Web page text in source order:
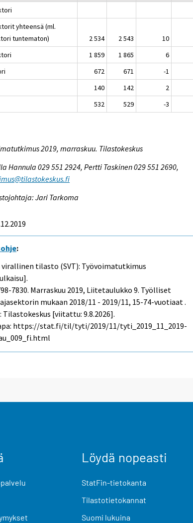
yhteensä (ml.
tuntematon)
2 534 2 543 10
1 859 1 865 6
672 671 -1
140 142 2
532 529 -3
2019, marraskuu. Tilastokeskus
Hannula 029 551 2924, Pertti Taskinen 029 551 2690,
Jari Tarkoma
:
virallinen tilasto (SVT): Työvoimatutkimus
7830. Marraskuu 2019, Liitetaulukko 9. Työlliset
mukaan 2018/11 - 2019/11, 15-74-vuotiaat .
Tilastokeskus [viitattu: 9.8.2026].
https://stat.fi/til/tyti/2019/11/tyti_2019_11_2019-
Löydä nopeasti
StatFin-tietokanta
Tilastotietokannat
Suomi lukuina